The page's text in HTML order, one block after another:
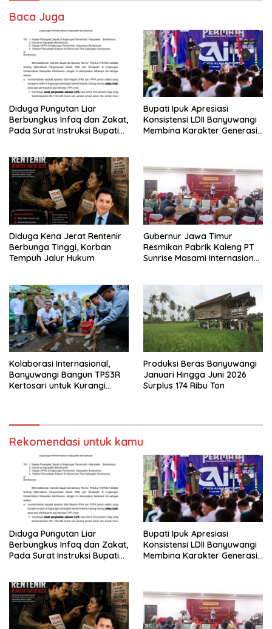
Baca Juga
Diduga Pungutan Liar
Berbungkus Infaq dan Zakat,
Pada Surat Instruksi Bupati
Bupati Ipuk Apresiasi
Konsistensi LDII Banyuwangi
Membina Karakter Generasi
Diduga Kena Jerat Rentenir
Berbunga Tinggi, Korban
Tempuh Jalur Hukum
Gubernur Jawa Timur
Resmikan Pabrik Kaleng PT
Sunrise Masami Internasional,
Kolaborasi Internasional,
Banyuwangi Bangun TPS3R
Kertosari untuk Kurangi
Produksi Beras Banyuwangi
Januari Hingga Juni 2026
Surplus 174 Ribu Ton
Rekomendasi untuk kamu
Diduga Pungutan Liar
Berbungkus Infaq dan Zakat,
Pada Surat Instruksi Bupati
Bupati Ipuk Apresiasi
Konsistensi LDII Banyuwangi
Membina Karakter Generasi